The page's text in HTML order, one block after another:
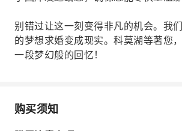
别错过让这一刻变得非凡的机会。我
的梦想求婚变成现实。科莫湖等著您
一段梦幻般的回忆！
购买须知